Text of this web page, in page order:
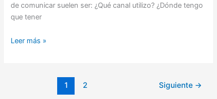
de comunicar suelen ser: ¿Qué canal utilizo? ¿Dónde tengo
que tener
Leer más »
1 2 Siguiente →